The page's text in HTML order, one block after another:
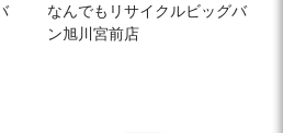
なんでもリサイクルビッグバ
ン旭川宮前店